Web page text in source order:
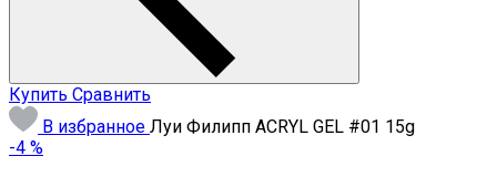
Купить Сравнить
В избранное Луи Филипп ACRYL GEL #01 15g
-4 %